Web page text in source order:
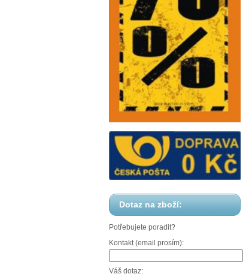
Dotaz na zboží:
Potřebujete poradit?
Kontakt (email prosím):
Váš dotaz: